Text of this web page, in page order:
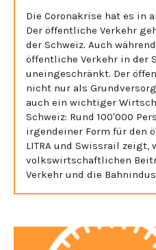
Die Coronakrise hat es in
Der öffentliche Verkehr
der Schweiz. Auch
öffentliche Verkehr in der
uneingeschränkt. Der
nicht nur als
auch ein wichtiger
Schweiz: Rund 100'000
irgendeiner Form für den
LITRA und Swissrail zeigt,
volkswirtschaftlichen
Verkehr und die